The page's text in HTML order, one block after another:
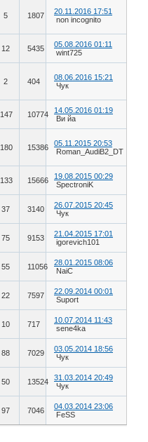
5 1807
20.11.2016 17:51
non incognito
12 5435
05.08.2016 01:11
wint725
2 404
08.06.2016 15:21
Чук
147 10774
14.05.2016 01:19
Ви йа
180 15386
05.11.2015 20:53
Roman_AudiB2_DT
133 15666
19.08.2015 00:29
SpectroniK
37 3140
26.07.2015 20:45
Чук
75 9153
21.04.2015 17:01
igorevich101
55 11056
28.01.2015 08:06
NaiC
22 7597
22.09.2014 00:01
Suport
10 717
10.07.2014 11:43
sene4ka
88 7029
03.05.2014 18:56
Чук
50 13524
31.03.2014 20:49
Чук
97 7046
04.03.2014 23:06
FeSS